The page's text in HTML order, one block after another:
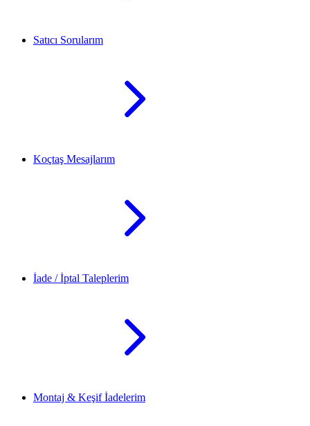
Satıcı Sorularım
Koçtaş Mesajlarım
İade / İptal Taleplerim
Montaj & Keşif İadelerim